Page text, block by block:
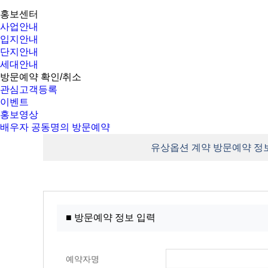
홍보센터
사업안내
입지안내
단지안내
세대안내
방문예약 확인/취소
관심고객등록
이벤트
홍보영상
배우자 공동명의 방문예약
유상옵션 계약 방문예약 정
■ 방문예약 정보 입력
예약자명